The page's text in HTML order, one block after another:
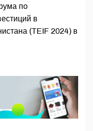
по
в
(TEIF 2024) в